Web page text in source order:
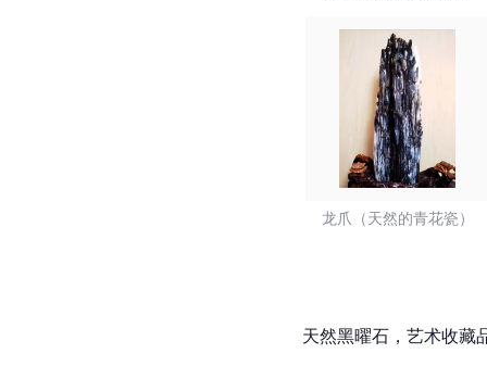
龙爪（天然的青花瓷）
天然黑曜石，艺术收藏